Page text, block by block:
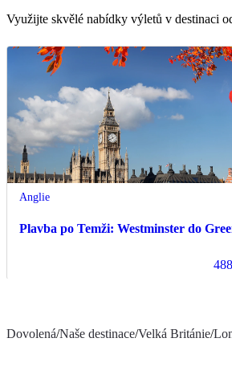
Využijte skvělé nabídky výletů v destinaci
Anglie
Plavba po Temži: Westminster do
Dovolená/Naše destinace/Velká Británie/